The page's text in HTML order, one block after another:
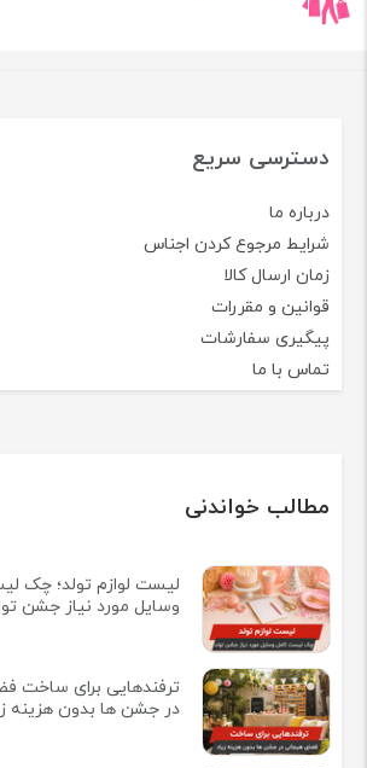
دسترسی سریع
درباره ما
شرایط مرجوع کردن اجناس
زمان ارسال کالا
قوانین و مقررات
پیگیری سفارشات
تماس با ما
مطالب خواندنی
لیست لوازم تولد؛ چک
وسایل مورد نیاز جشن
ترفندهایی برای ساخت
در جشن ها بدون هزینه